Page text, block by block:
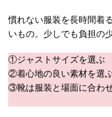
慣れない服装を長時間着
いもの。少しでも負担の
①ジャストサイズを選ぶ
②着心地の良い素材を選
③靴は服装と場面に合わ